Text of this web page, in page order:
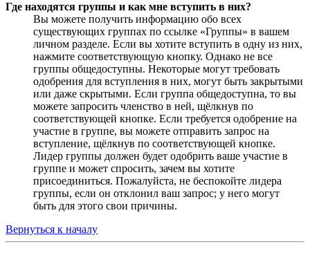
Где находятся группы и как мне вступить в них?
Вы можете получить информацию обо всех
существующих группах по ссылке «Группы» в вашем
личном разделе. Если вы хотите вступить в одну из них,
нажмите соответствующую кнопку. Однако не все
группы общедоступны. Некоторые могут требовать
одобрения для вступления в них, могут быть закрытыми
или даже скрытыми. Если группа общедоступна, то вы
можете запросить членство в ней, щёлкнув по
соответствующей кнопке. Если требуется одобрение на
участие в группе, вы можете отправить запрос на
вступление, щёлкнув по соответствующей кнопке.
Лидер группы должен будет одобрить ваше участие в
группе и может спросить, зачем вы хотите
присоединиться. Пожалуйста, не беспокойте лидера
группы, если он отклонил ваш запрос; у него могут
быть для этого свои причины.
Вернуться к началу